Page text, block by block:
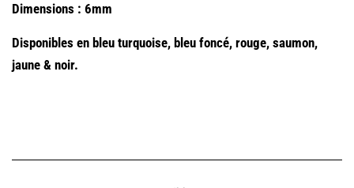
Dimensions : 6mm
Disponibles en bleu turquoise, bleu foncé, rouge, saumon,
jaune & noir.